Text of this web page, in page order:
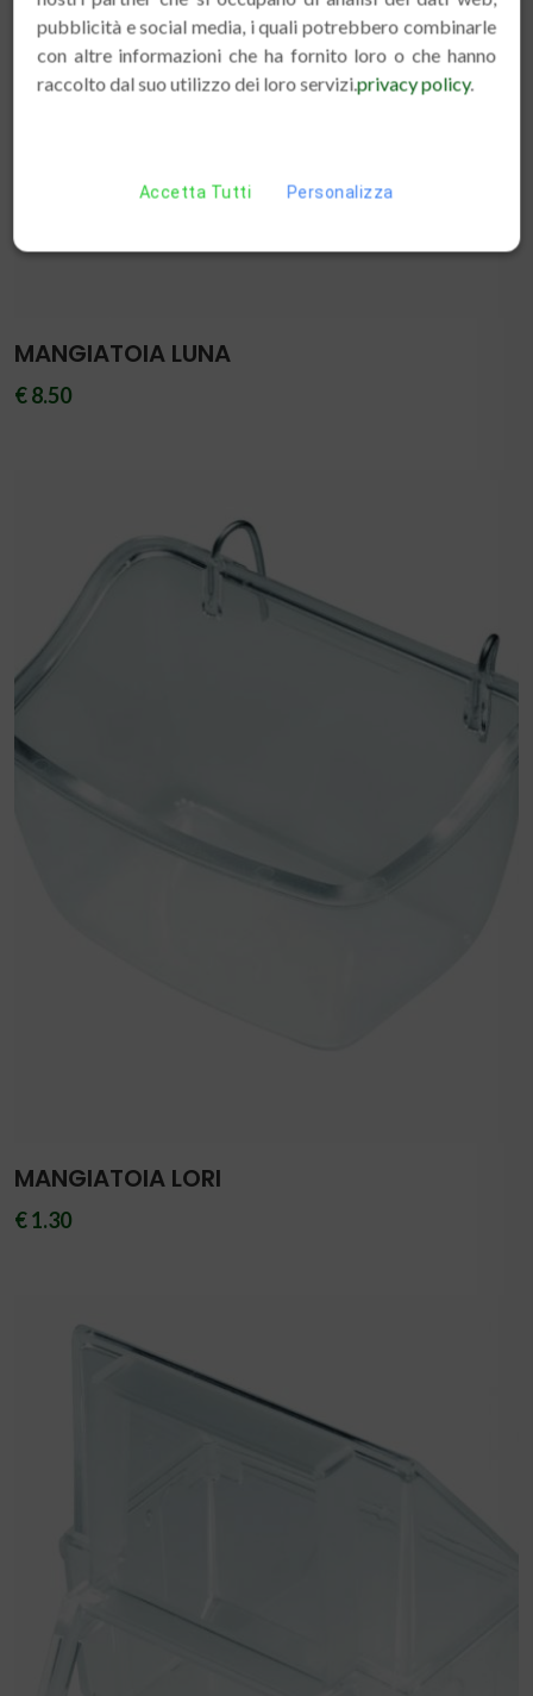
MANGIATOIA LUNA
€ 8.50
MANGIATOIA LORI
€ 1.30
pubblicità e social media, i quali potrebbero combinarle
con altre informazioni che ha fornito loro o che hanno
raccolto dal suo utilizzo dei loro servizi.privacy policy.
Accetta Tutti Personalizza